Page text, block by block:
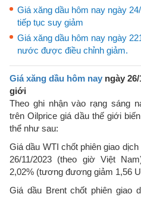
Giá xăng dầu hôm nay ngày
tiếp tục suy giảm
Giá xăng dầu hôm nay ngày
nước được điều chỉnh giảm.
Giá xăng dầu hôm nay ngày
giới
Theo ghi nhận vào rạng sáng
trên Oilprice giá dầu thế giới
thể như sau:
Giá dầu WTI chốt phiên giao
26/11/2023 (theo giờ Việt
2,02% (tương đương giảm 1,56
Giá dầu Brent chốt phiên giao